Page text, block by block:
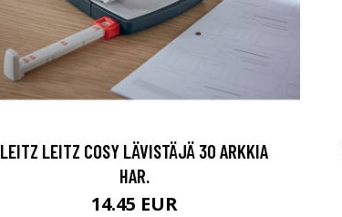
LEITZ LEITZ COSY LÄVISTÄJÄ 30 ARKKIA
HAR.
14.45 EUR